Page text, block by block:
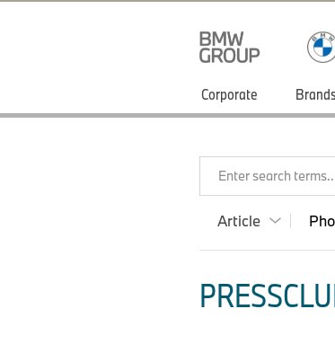
Corporate
Enter search
Article